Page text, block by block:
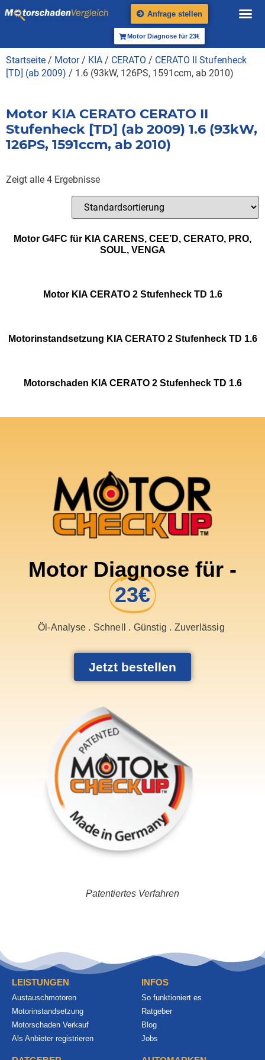
Anfrage stellen
Motor Diagnose für 23€
Startseite / Motor/ KIA / CERATO / CERATO II Stufenheck
[TD] (ab 2009) / 1.6 (93kW, 126PS, 1591ccm, ab 2010)
Motor KIA CERATO CERATO II
Stufenheck [TD] (ab 2009) 1.6 (93kW,
126PS, 1591ccm, ab 2010)
Zeigt alle 4 Ergebnisse
Motor G4FC für KIA CARENS, CEE’D, CERATO, PRO,
SOUL, VENGA
Motor KIA CERATO 2 Stufenheck TD 1.6
Motorinstandsetzung KIA CERATO 2 Stufenheck TD 1.6
Motorschaden KIA CERATO 2 Stufenheck TD 1.6
Motor Diagnose für -
23€
Öl-Analyse . Schnell . Günstig . Zuverlässig
Jetzt bestellen
Patentiertes Verfahren
LEISTUNGEN
Austauschmotoren
Motorinstandsetzung
Motorschaden Verkauf
Als Anbieter registrieren
INFOS
So funktioniert es
Ratgeber
Blog
Jobs